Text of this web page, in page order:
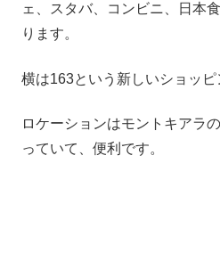
ェ、スタバ、コンビニ、日本
ります。
横は163という新しいショッピ
ロケーションはモントキアラ
っていて、便利です。